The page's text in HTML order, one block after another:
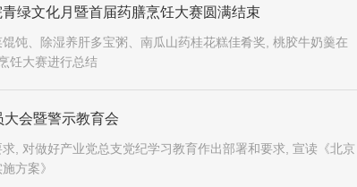
绿文化月暨首届药膳烹饪大赛圆满结束
饨、除湿养肝多宝粥、南瓜山药桂花糕佳肴奖, 桃胶牛奶羹在
饪大赛进行总结
会暨警示教育会
, 对做好产业党总支党纪学习教育作出部署和要求, 宣读《北京
方案》